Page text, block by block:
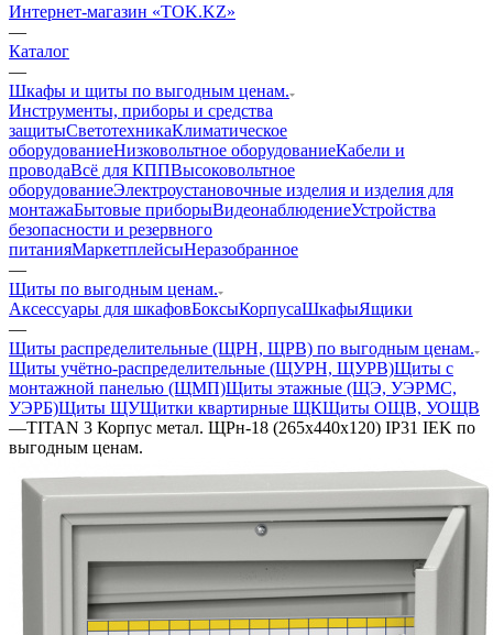
Интернет-магазин «TOK.KZ»
—
Каталог
—
Шкафы и щиты по выгодным ценам.
Инструменты, приборы и средства
защитыСветотехникаКлиматическое
оборудованиеНизковольтное оборудованиеКабели и
проводаВсё для КППВысоковольтное
оборудованиеЭлектроустановочные изделия и изделия для
монтажаБытовые приборыВидеонаблюдениеУстройства
безопасности и резервного
питанияМаркетплейсыНеразобранное
—
Щиты по выгодным ценам.
Аксессуары для шкафовБоксыКорпусаШкафыЯщики
—
Щиты распределительные (ЩРН, ЩРВ) по выгодным ценам.
Щиты учётно-распределительные (ЩУРН, ЩУРВ)Щиты с
монтажной панелью (ЩМП)Щиты этажные (ЩЭ, УЭРМС,
УЭРБ)Щиты ЩУЩитки квартирные ЩКЩиты ОЩВ, УОЩВ
—TITAN 3 Корпус метал. ЩРн-18 (265х440х120) IP31 IEK по
выгодным ценам.